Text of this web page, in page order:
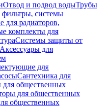
Отвод и подвод водыТрубы
системы
радиаторов,
комплекты для
Системы защиты от
Аксессуары для
для
Сантехника для
для общественных
для общественных
общественных